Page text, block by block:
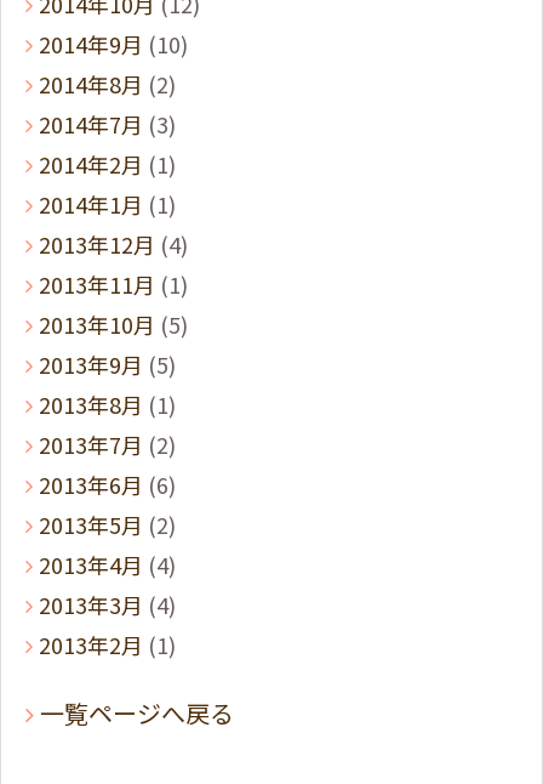
2014年9月 (10)
2014年8月 (2)
2014年7月 (3)
2014年2月 (1)
2014年1月 (1)
2013年12月 (4)
2013年11月 (1)
2013年10月 (5)
2013年9月 (5)
2013年8月 (1)
2013年7月 (2)
2013年6月 (6)
2013年5月 (2)
2013年4月 (4)
2013年3月 (4)
2013年2月 (1)
一覧ページへ戻る